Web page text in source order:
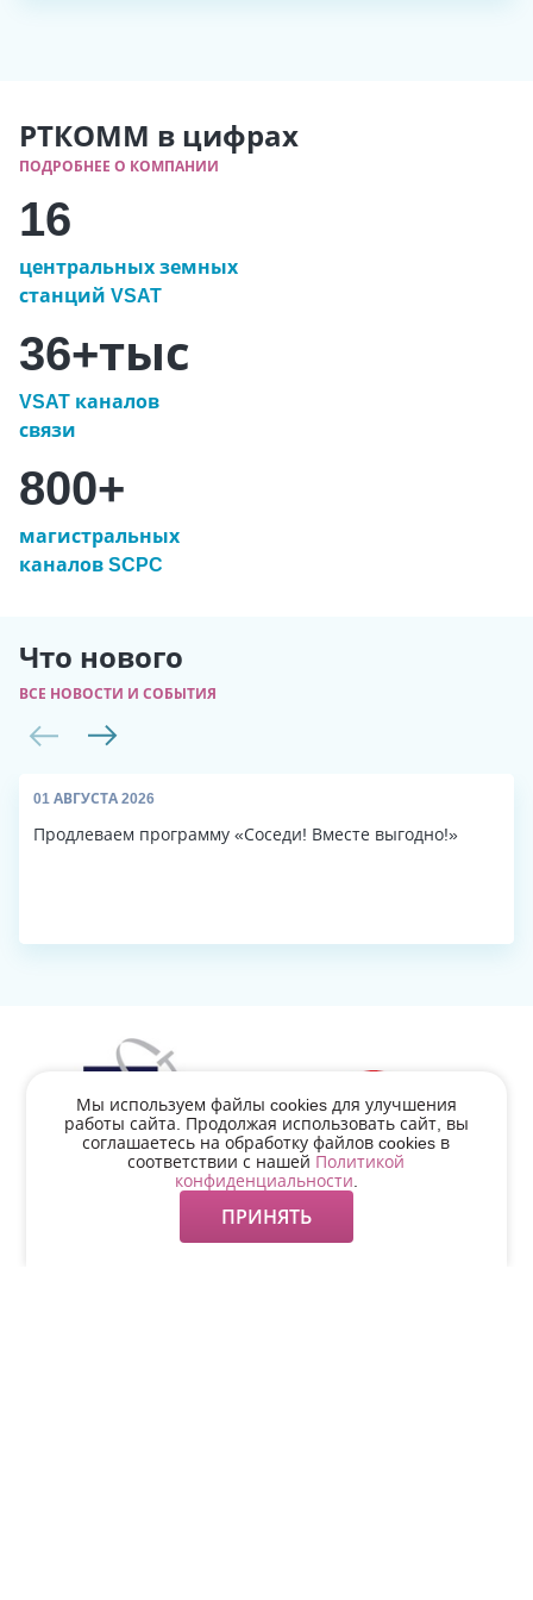
РТКОММ в цифрах
ПОДРОБНЕЕ О КОМПАНИИ
16
центральных земных
станций VSAT
36+тыс
VSAT каналов
связи
800+
магистральных
каналов SCPC
Что нового
ВСЕ НОВОСТИ И СОБЫТИЯ
01 АВГУСТА 2026
Продлеваем программу «Соседи! Вместе выгодно!»
Мы используем файлы cookies для улучшения
работы сайта. Продолжая использовать сайт, вы
соглашаетесь на обработку файлов cookies в
соответствии с нашей Политикой
конфиденциальности.
ПРИНЯТЬ